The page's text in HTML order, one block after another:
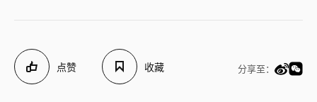
点赞 收藏 分享至：